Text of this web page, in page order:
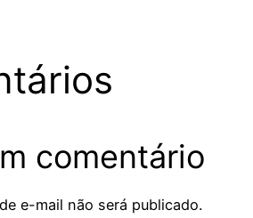
comentário
e-mail não será publicado.